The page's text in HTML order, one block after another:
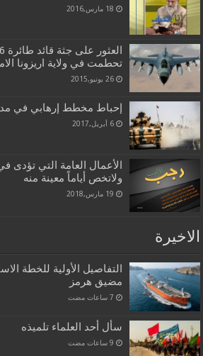
18 مارس,2016
تحطمت في ولاية اريزونا
26 يونيو,2015
إحباط مخطط إرهابي في
6 أبريل,2017
الأعمال العامة التي
ولاتخص أياماً معينة منه
19 مارس,2018
الاخيرة
التفاصيل الأولية للخطة
مضيق هرمز
سأل أحد العلماء تلميذه